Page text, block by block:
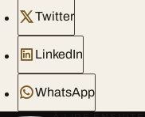
Twitter
LinkedIn
WhatsApp